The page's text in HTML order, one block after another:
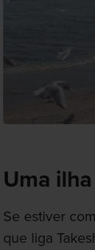
Uma
Se estiver
que liga